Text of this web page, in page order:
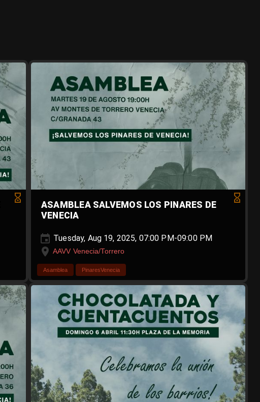
ASAMBLEA SALVEMOS LOS PINARES DE
VENECIA
Tuesday, Aug 19, 2025, 07:00 PM-09:00 PM
AAVV Venecia/Torrero
Asamblea PinaresVenecia